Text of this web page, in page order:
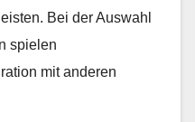
Bei der Auswahl
spielen
mit anderen